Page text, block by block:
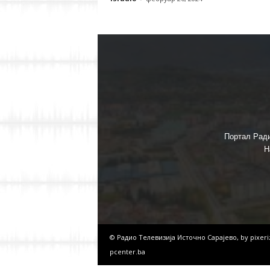
Портал
© Радио Телевизија Источно Сарајево, by
pcenter.ba